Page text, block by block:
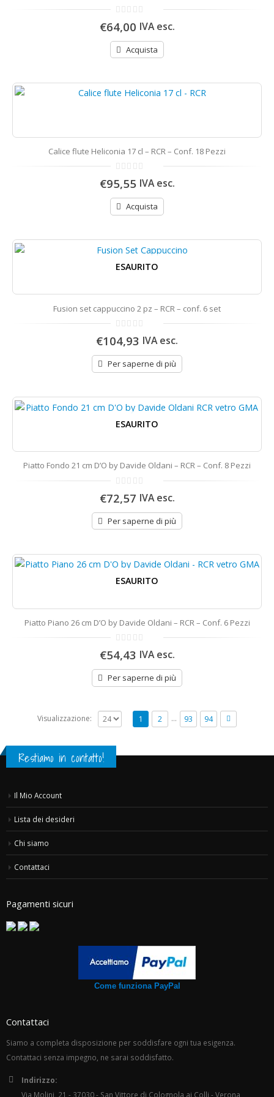
0
di
€64,00 IVA esc.
Acquista
Calice flute Heliconia 17 cl – RCR – Conf. 18 Pezzi
0
di
€95,55 IVA esc.
Acquista
ESAURITO
Fusion set cappuccino 2 pz – RCR – conf. 6 set
0
di
€104,93 IVA esc.
Per saperne di più
ESAURITO
Piatto Fondo 21 cm D’O by Davide Oldani – RCR – Conf. 8 Pezzi
0
di
€72,57 IVA esc.
Per saperne di più
ESAURITO
Piatto Piano 26 cm D’O by Davide Oldani – RCR – Conf. 6 Pezzi
0
di
€54,43 IVA esc.
Per saperne di più
Visualizzazione: 1 2 … 93 94
Restiamo in contatto!
Il Mio Account
Lista dei desideri
Chi siamo
Contattaci
Pagamenti sicuri
Come funziona PayPal
Contattaci
Siamo a completa disposizione per soddisfare ogni tua esigenza.
Contattaci senza impegno, ne sarai soddisfatto.
Indirizzo:
Via Molini, 21 - 37030 - San Vittore di Colognola ai Colli - Verona